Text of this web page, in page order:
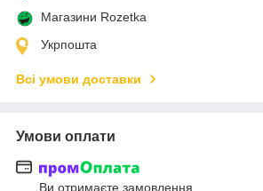
Магазини Rozetka
Укрпошта
Всі умови доставки
Умови оплати
Ви отримаєте замовлення